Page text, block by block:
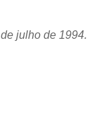
julho de 1994.